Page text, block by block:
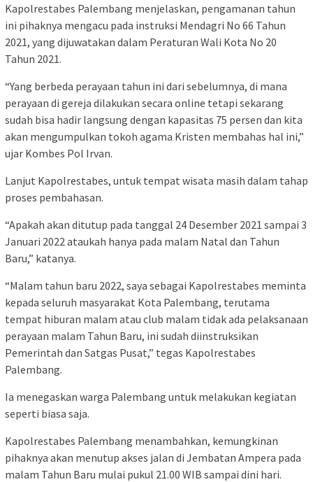
Kapolrestabes Palembang menjelaskan, pengamanan tahun
ini pihaknya mengacu pada instruksi Mendagri No 66 Tahun
2021, yang dijuwatakan dalam Peraturan Wali Kota No 20
Tahun 2021.
“Yang berbeda perayaan tahun ini dari sebelumnya, di mana
perayaan di gereja dilakukan secara online tetapi sekarang
sudah bisa hadir langsung dengan kapasitas 75 persen dan kita
akan mengumpulkan tokoh agama Kristen membahas hal ini,”
ujar Kombes Pol Irvan.
Lanjut Kapolrestabes, untuk tempat wisata masih dalam tahap
proses pembahasan.
“Apakah akan ditutup pada tanggal 24 Desember 2021 sampai 3
Januari 2022 ataukah hanya pada malam Natal dan Tahun
Baru,” katanya.
“Malam tahun baru 2022, saya sebagai Kapolrestabes meminta
kepada seluruh masyarakat Kota Palembang, terutama
tempat hiburan malam atau club malam tidak ada pelaksanaan
perayaan malam Tahun Baru, ini sudah diinstruksikan
Pemerintah dan Satgas Pusat,” tegas Kapolrestabes
Palembang.
Ia menegaskan warga Palembang untuk melakukan kegiatan
seperti biasa saja.
Kapolrestabes Palembang menambahkan, kemungkinan
pihaknya akan menutup akses jalan di Jembatan Ampera pada
malam Tahun Baru mulai pukul 21.00 WIB sampai dini hari.